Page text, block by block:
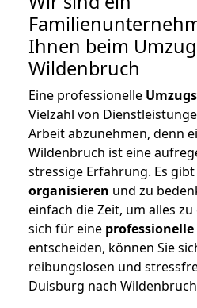
Ihnen beim
Wildenbruch
Eine professionelle
Vielzahl von
Arbeit abzunehmen, denn
Wildenbruch ist eine
stressige Erfahrung. Es gibt
organisieren und zu
einfach die Zeit, um alles
sich für eine
entscheiden, können Sie
reibungslosen und
Duisburg nach